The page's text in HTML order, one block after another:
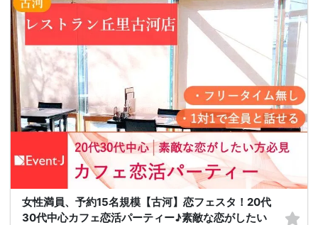
女性満員、予約15名規模【古河】恋フェスタ！20代
30代中心カフェ恋活パーティー♪素敵な恋がしたい